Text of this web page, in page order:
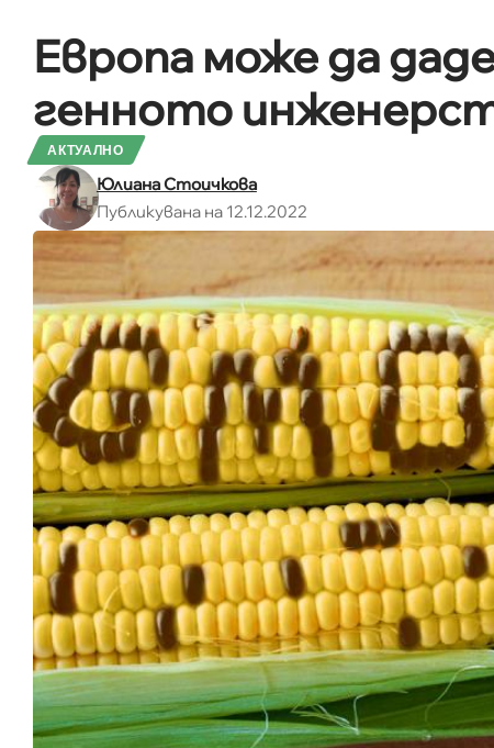
Европа може да
генното
АКТУАЛНО
Юлиана Стоичкова
Публикувана на 12.12.2022